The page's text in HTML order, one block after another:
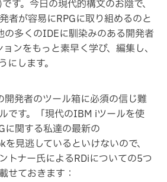
す。今日の現代的構文のお陰で、
者が容易にRPGに取り組めるのと
の多くのIDEに馴染みのある開発者
ンをもっと素早く学び、編集し、
にします。
開発者のツール箱に必須の信じ難
です。「現代のIBM iツールを使
に関する私達の最新の
見逃しているといけないので、
トナー氏によるRDiについての5つ
せておきます：